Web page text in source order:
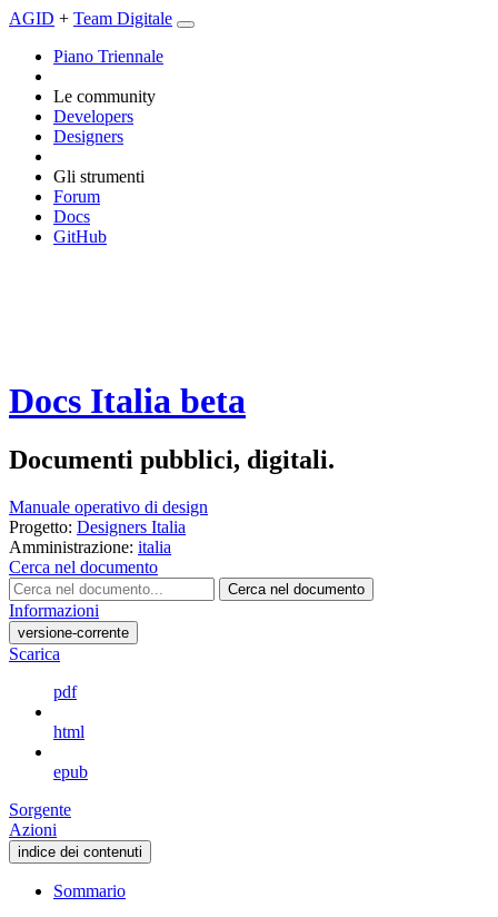
AGID + Team Digitale
Piano Triennale
Le community
Developers
Designers
Gli strumenti
Forum
Docs
GitHub
Docs Italia beta
Documenti pubblici, digitali.
Manuale operativo di design
Progetto: Designers Italia
Amministrazione: italia
Cerca nel documento
Cerca nel documento
Informazioni
versione-corrente
Scarica
pdf
html
epub
Sorgente
Azioni
indice dei contenuti
Sommario